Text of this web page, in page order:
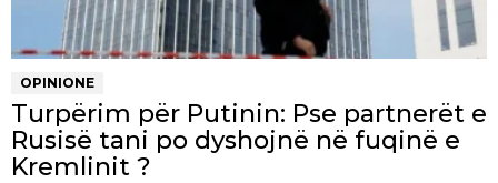
OPINIONE
Turpërim për Putinin: Pse partnerët e
Rusisë tani po dyshojnë në fuqinë e
Kremlinit ?